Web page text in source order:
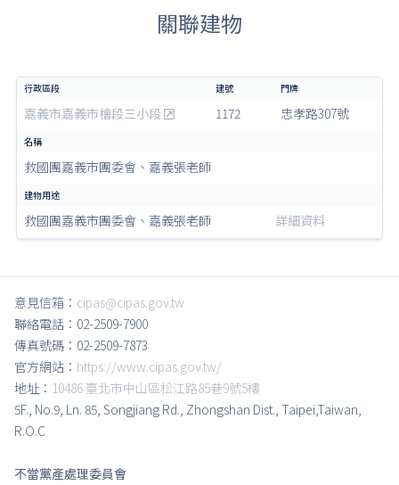
關聯建物
嘉義市嘉義市檜段三小段 1172 忠孝路307號
救國團嘉義市團委會、嘉義張老師
救國團嘉義市團委會、嘉義張老師 詳細資料
意見信箱： cipas@cipas.gov.tw
聯絡電話：02-2509-7900
傳真號碼：02-2509-7873
官方網站： https://www.cipas.gov.tw/
地址： 10486 臺北市中山區松江路85巷9號5樓
5F., No.9, Ln. 85, Songjiang Rd., Zhongshan Dist., Taipei,Taiwan,
R.O.C
不當黨產處理委員會